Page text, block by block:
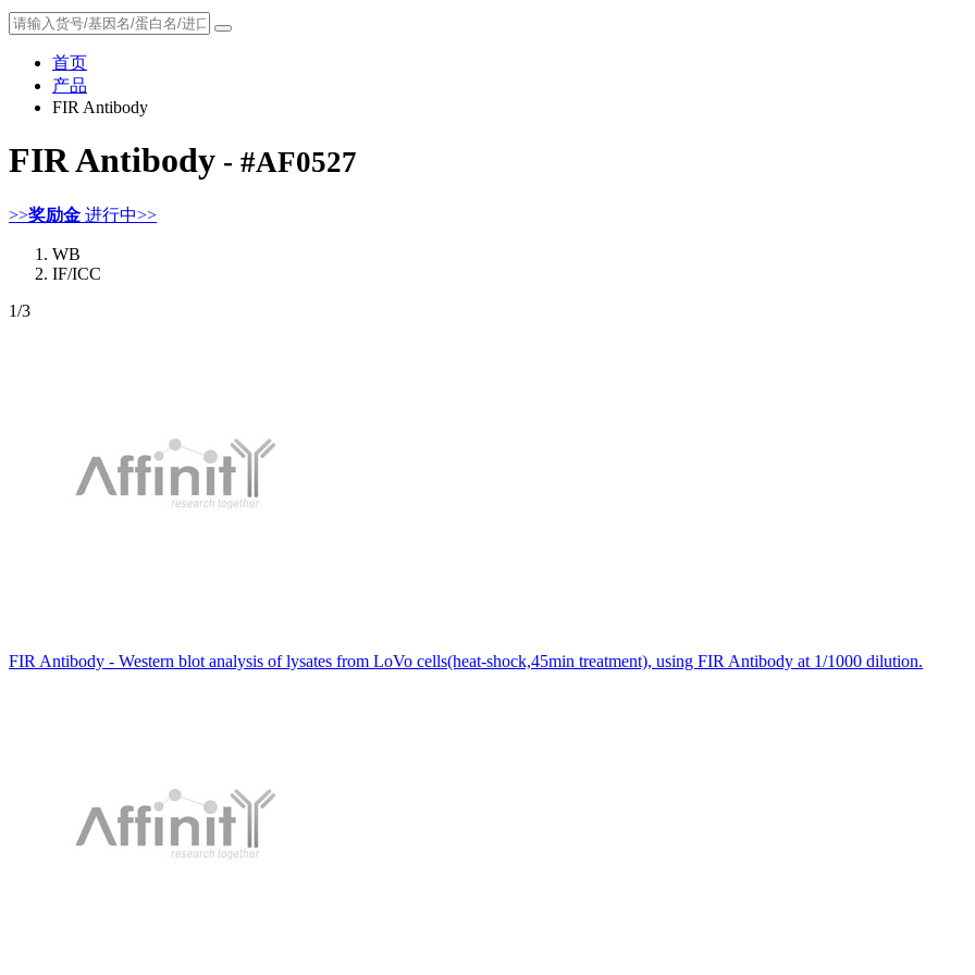
首页
产品
FIR Antibody
FIR Antibody - #AF0527
>>奖励金 进行中>>
WB
IF/ICC
1/3
FIR Antibody - Western blot analysis of lysates from LoVo cells(heat-shock,45min treatment), using FIR Antibody at 1/1000 dilution.